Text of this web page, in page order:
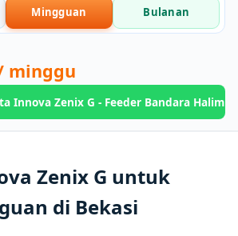
Mingguan Bulanan
minggu
Innova Zenix G - Feeder Bandara Halim
Zenix G untuk
di Bekasi